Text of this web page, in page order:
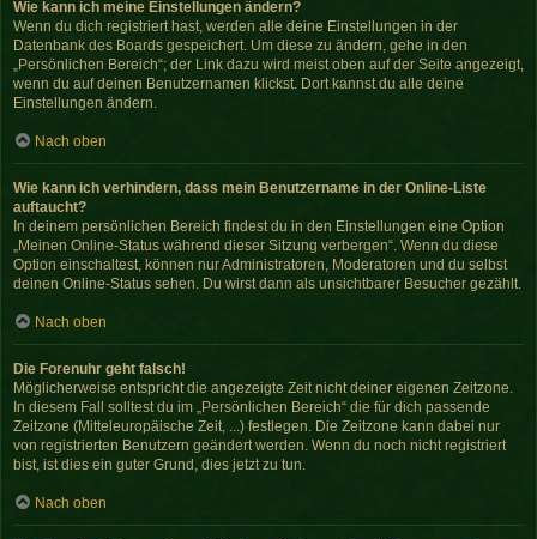
Wie kann ich meine Einstellungen ändern?
Wenn du dich registriert hast, werden alle deine Einstellungen in der
Datenbank des Boards gespeichert. Um diese zu ändern, gehe in den
„Persönlichen Bereich“; der Link dazu wird meist oben auf der Seite angezeigt,
wenn du auf deinen Benutzernamen klickst. Dort kannst du alle deine
Einstellungen ändern.
Nach oben
Wie kann ich verhindern, dass mein Benutzername in der Online-Liste
auftaucht?
In deinem persönlichen Bereich findest du in den Einstellungen eine Option
„Meinen Online-Status während dieser Sitzung verbergen“. Wenn du diese
Option einschaltest, können nur Administratoren, Moderatoren und du selbst
deinen Online-Status sehen. Du wirst dann als unsichtbarer Besucher gezählt.
Nach oben
Die Forenuhr geht falsch!
Möglicherweise entspricht die angezeigte Zeit nicht deiner eigenen Zeitzone.
In diesem Fall solltest du im „Persönlichen Bereich“ die für dich passende
Zeitzone (Mitteleuropäische Zeit, ...) festlegen. Die Zeitzone kann dabei nur
von registrierten Benutzern geändert werden. Wenn du noch nicht registriert
bist, ist dies ein guter Grund, dies jetzt zu tun.
Nach oben